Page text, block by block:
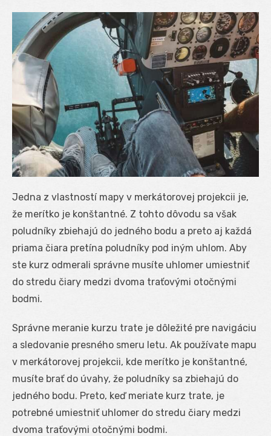
Jedna z vlastností mapy v merkátorovej projekcii je,
že merítko je konštantné. Z tohto dôvodu sa však
poludníky zbiehajú do jedného bodu a preto aj každá
priama čiara pretína poludníky pod iným uhlom. Aby
ste kurz odmerali správne musíte uhlomer umiestniť
do stredu čiary medzi dvoma traťovými otočnými
bodmi.
Správne meranie kurzu trate je dôležité pre navigáciu
a sledovanie presného smeru letu. Ak používate mapu
v merkátorovej projekcii, kde merítko je konštantné,
musíte brať do úvahy, že poludníky sa zbiehajú do
jedného bodu. Preto, keď meriate kurz trate, je
potrebné umiestniť uhlomer do stredu čiary medzi
dvoma traťovými otočnými bodmi.